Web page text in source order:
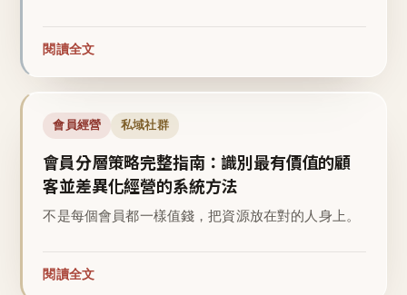
閱讀全文
會員經營 私域社群
會員分層策略完整指南：識別最有價值的顧
客並差異化經營的系統方法
不是每個會員都一樣值錢，把資源放在對的人身上。
閱讀全文